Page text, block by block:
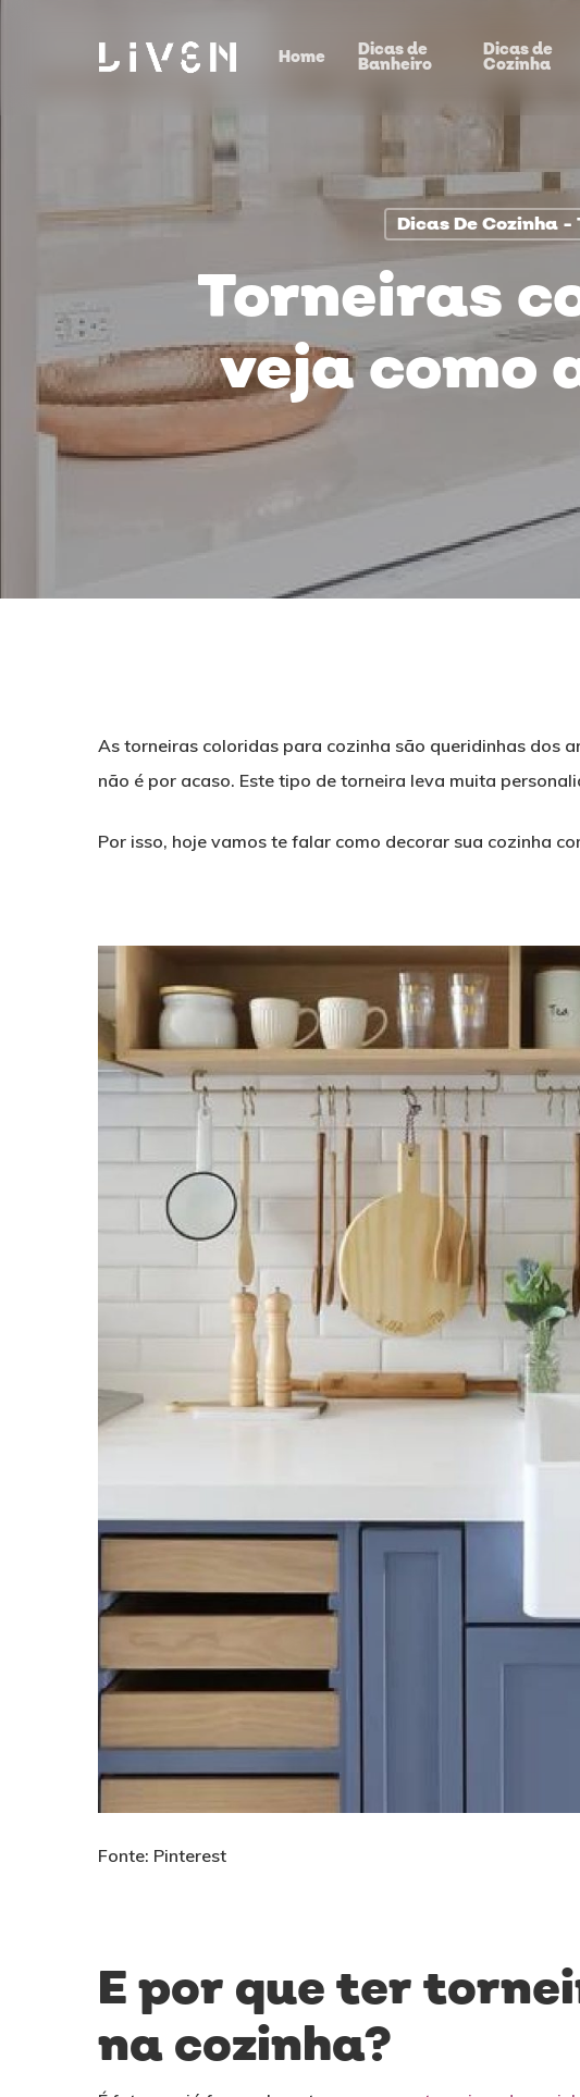
Home Dicas de
Banheiro
Dicas de
Cozinha
Dicas De Cozinha -
Torneiras
veja como
As torneiras coloridas para cozinha são queridinhas dos
não é por acaso. Este tipo de torneira leva muita
Por isso, hoje vamos te falar como decorar sua cozinha
Fonte: Pinterest
E por que ter
na cozinha?